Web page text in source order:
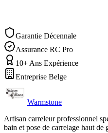
Demander un devis
Garantie Décennale
Assurance RC Pro
10+ Ans Expérience
Entreprise Belge
Warmstone
Artisan carreleur professionnel
bain et pose de carrelage haut